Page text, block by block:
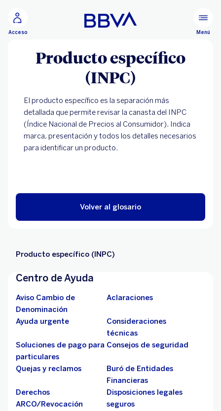
Acceso Menú
Producto específico
(INPC)
El producto específico es la separación más
detallada que permite revisar la canasta del INPC
(Índice Nacional de Precios al Consumidor). Indica
marca, presentación y todos los detalles necesarios
para identificar un producto.
Volver al glosario
Producto específico (INPC)
Centro de Ayuda
Aviso Cambio de
Denominación
Aclaraciones
Ayuda urgente
Consideraciones
técnicas
Soluciones de pago para
particulares
Consejos de seguridad
Quejas y reclamos
Buró de Entidades
Financieras
Derechos
ARCO/Revocación
Disposiciones legales
seguros